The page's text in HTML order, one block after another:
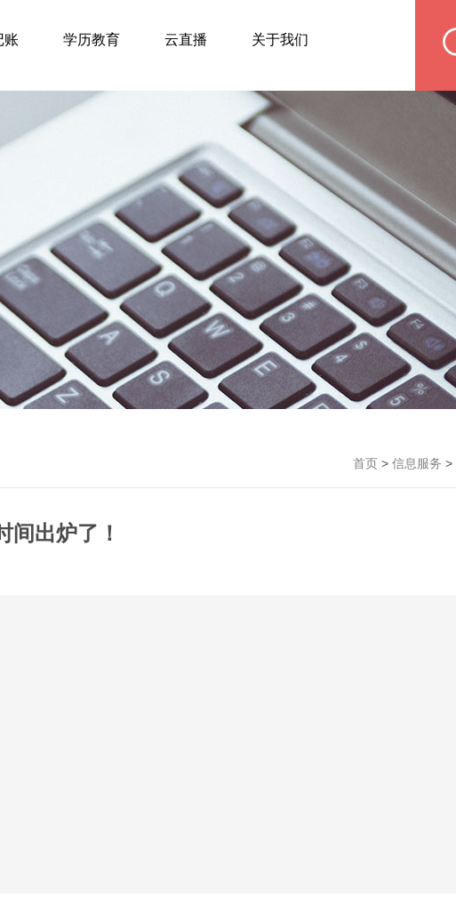
账 学历教育 云直播 关于我们
首页 > 信息服务 >
间出炉了！